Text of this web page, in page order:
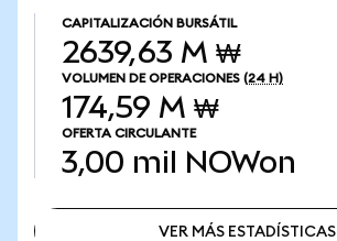
CAPITALIZACIÓN BURSÁTIL
2639,63 M ₩
VOLUMEN DE OPERACIONES (24 H)
174,59 M ₩
OFERTA CIRCULANTE
3,00 mil NOWon
VER MÁS ESTADÍSTICAS